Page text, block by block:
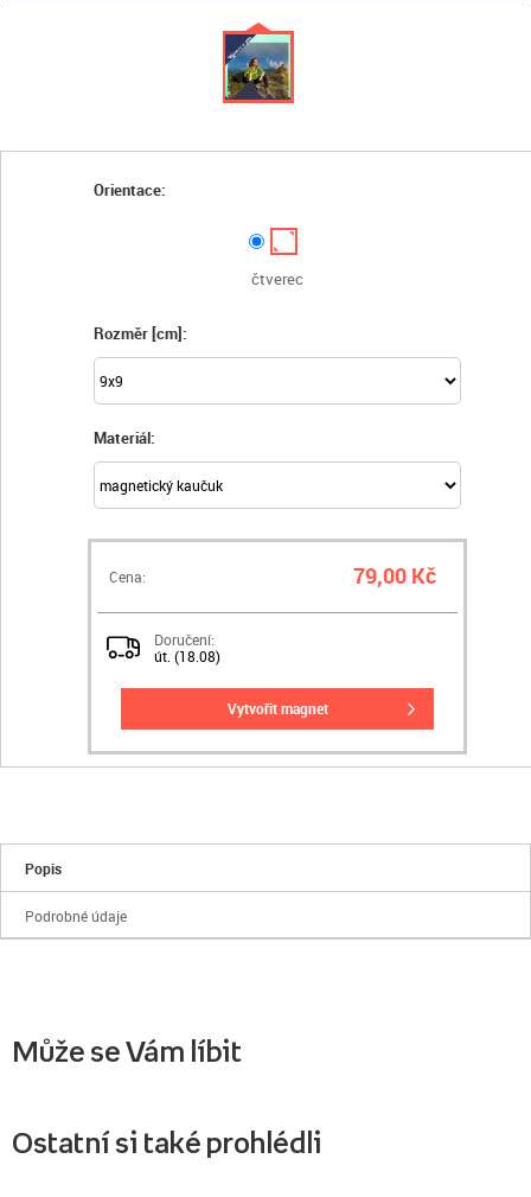
Orientace:
čtverec
Rozměr [cm]:
Materiál:
Cena: 79,00 Kč
Doručení:
út. (18.08)
vytvořit magnet
Popis
Podrobné údaje
Může se Vám líbit
Ostatní si také prohlédli